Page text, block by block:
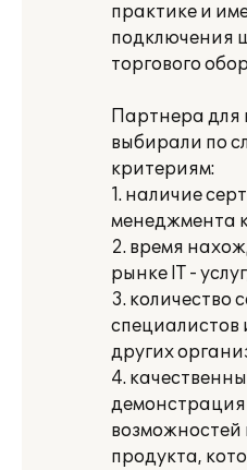
практике и
подключения
торгового
Партнера для
выбирали по
критериям:
1. наличие
менеджмента
2. время
рынке IT -
3.
специалистов
других
4.
возможностей
продукта,